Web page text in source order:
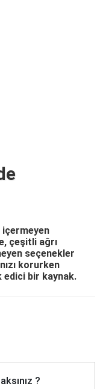
çeşitli ağrı
seçenekler
korurken
edici bir kaynak.
?